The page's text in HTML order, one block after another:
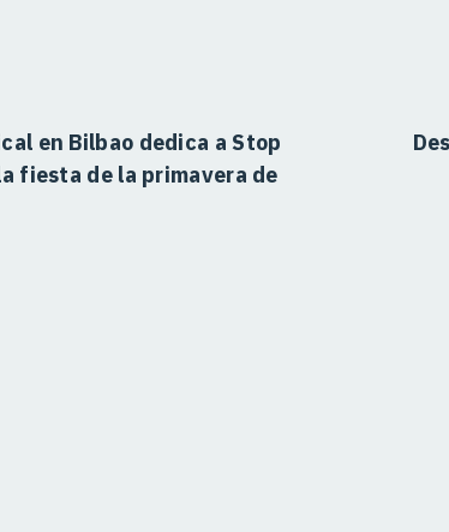
en Bilbao dedica a Stop
fiesta de la primavera de